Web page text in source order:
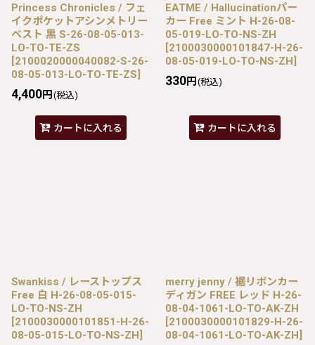
Princess Chronicles / フェ
イクポケットアシンメトリー
ベスト 黒 S-26-08-05-013-
LO-TO-TE-ZS
[2100020000040082-S-26-
08-05-013-LO-TO-TE-ZS]
4,400円 (税込)
カートに入れる
EATME / Hallucinationパー
カー Free ミント H-26-08-
05-019-LO-TO-NS-ZH
[2100030000101847-H-26-
08-05-019-LO-TO-NS-ZH]
330円 (税込)
カートに入れる
Swankiss / レーストップス
Free 白 H-26-08-05-015-
LO-TO-NS-ZH
[2100030000101851-H-26-
08-05-015-LO-TO-NS-ZH]
merry jenny / 裾リボンカー
ディガン FREE レッド H-26-
08-04-1061-LO-TO-AK-ZH
[2100030000101829-H-26-
08-04-1061-LO-TO-AK-ZH]